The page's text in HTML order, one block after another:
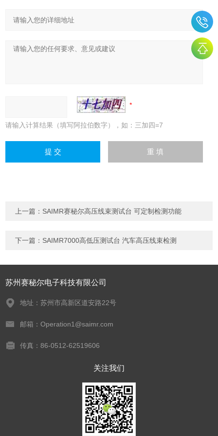
请输入计算结果（填写阿拉伯数字），如：三加四=7
上一篇： SAIMR赛秘尔高压线束测试台 可定制检测功能
下一篇： SAIMR7000高低压测试台 汽车高压线束检测
苏州赛秘尔电子科技有限公司
地址：苏州市高新区道安路22号
邮箱：Operation1@saimr.com
传真：86-0512-62519606
关注我们